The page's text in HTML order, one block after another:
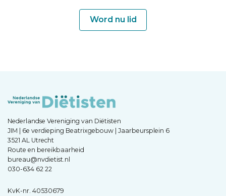
Word nu lid
Nederlandse Vereniging van Diëtisten
JIM | 6e verdieping Beatrixgebouw | Jaarbeursplein 6
3521 AL Utrecht
Route en bereikbaarheid
bureau@nvdietist.nl
030-634 62 22
KvK-nr. 40530679